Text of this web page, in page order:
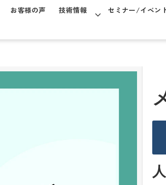
お客様の声 技術情報
セミナー/イベン